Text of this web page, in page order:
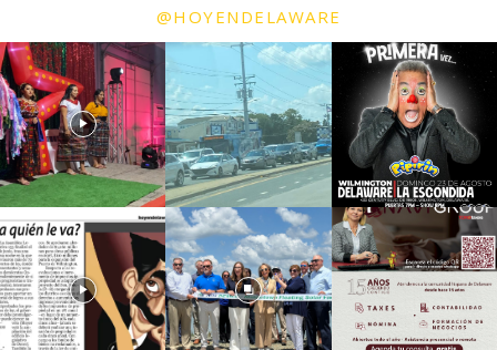
@HOYENDELAWARE